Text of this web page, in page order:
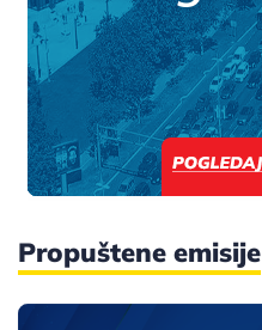
Propuštene emisije